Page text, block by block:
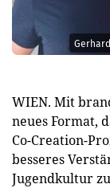
WIEN. Mit
neues Format,
Co-Creation-
besseres
Jugendkultur